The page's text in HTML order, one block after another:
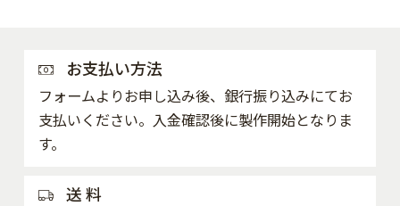
お支払い方法
フォームよりお申し込み後、銀行振り込みにてお
支払いください。入金確認後に製作開始となりま
す。
送 料